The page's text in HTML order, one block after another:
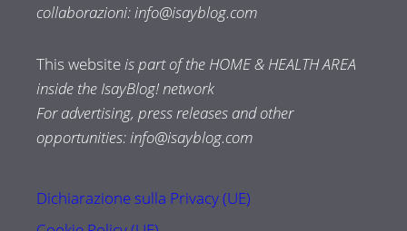
collaborazioni:info@isayblog.com
This websiteis part of the HOME & HEALTH AREA
inside the IsayBlog! network
For advertising, press releases and other
opportunities:info@isayblog.com
Dichiarazione sulla Privacy (UE)